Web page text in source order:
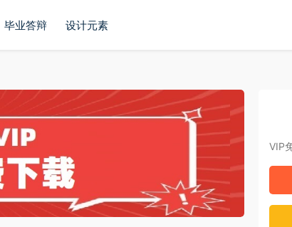
毕业答辩 设计元素
VIP